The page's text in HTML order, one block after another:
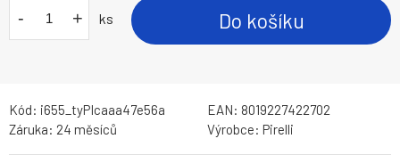
- + ks Do košíku
Kód: i655_tyPIcaaa47e56a EAN: 8019227422702
Záruka: 24 měsíců Výrobce: Pirelli